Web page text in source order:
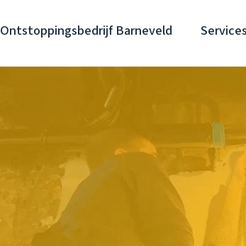
Ontstoppingsbedrijf Barneveld Services